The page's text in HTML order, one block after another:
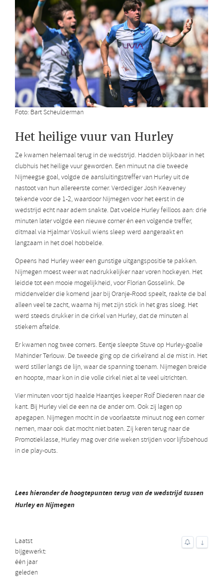
Foto: Bart Scheulderman
Het heilige vuur van Hurley
Ze kwamen helemaal terug in de wedstrijd. Hadden blijkbaar in het
clubhuis het heilige vuur geworden. Een minuut na die tweede
Nijmeegse goal, volgde de aansluitingstreffer van Hurley uit de
nastoot van hun allereerste corner. Verdediger Josh Keaveney
tekende voor de 1-2, waardoor Nijmegen voor het eerst in de
wedstrijd echt naar adem snakte. Dat voelde Hurley feilloos aan: drie
minuten later volgde een nieuwe corner én een volgende treffer,
ditmaal via Hjalmar Voskuil wiens sleep werd aangeraakt en
langzaam in het doel hobbelde.
Opeens had Hurley weer een gunstige uitgangspositie te pakken.
Nijmegen moest weer wat nadrukkelijker naar voren hockeyen. Het
leidde tot een mooie mogelijkheid, voor Florian Gosselink. De
middenvelder die komend jaar bij Oranje-Rood speelt, raakte de bal
alleen veel te zacht, waarna hij met zijn stick in het gras sloeg. Het
werd steeds drukker in de cirkel van Hurley, dat de minuten al
stiekem aftelde.
Er kwamen nog twee corners. Eentje sleepte Stuve op Hurley-goalie
Mahinder Terlouw. De tweede ging op de cirkelrand al de mist in. Het
werd stiller langs de lijn, waar de spanning toenam. Nijmegen breide
en hoopte, maar kon in die volle cirkel niet al te veel uitrichten.
Vier minuten voor tijd haalde Haantjes keeper Rolf Diederen naar de
kant. Bij Hurley viel de een na de ander om. Ook zij lagen op
apegapen. Nijmegen mocht in de voorlaatste minuut nog een corner
nemen, maar ook dat mocht niet baten. Zij keren terug naar de
Promotieklasse, Hurley mag over drie weken strijden voor lijfsbehoud
in de play-outs.
Lees hieronder de hoogtepunten terug van de wedstrijd tussen
Hurley en Nijmegen
Laatst
bijgewerkt:
één jaar
geleden
↓